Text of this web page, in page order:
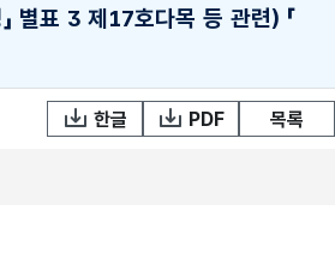
별표 3 제17호다목 등 관련) 「
한글 PDF 목록